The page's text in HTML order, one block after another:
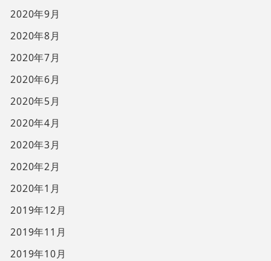
2020年9月
2020年8月
2020年7月
2020年6月
2020年5月
2020年4月
2020年3月
2020年2月
2020年1月
2019年12月
2019年11月
2019年10月